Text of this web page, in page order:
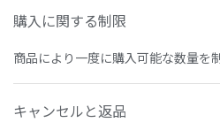
購入に関する制限
商品により一度に購入可能な数量を
キャンセルと返品